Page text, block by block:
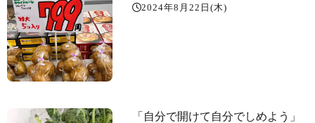
2024年8月22日(木)
「自分で開けて自分でしめよう」